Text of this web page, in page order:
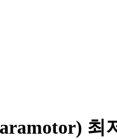
최